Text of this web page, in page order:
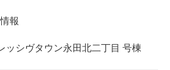
報
ッシヴタウン永田北二丁目 号棟